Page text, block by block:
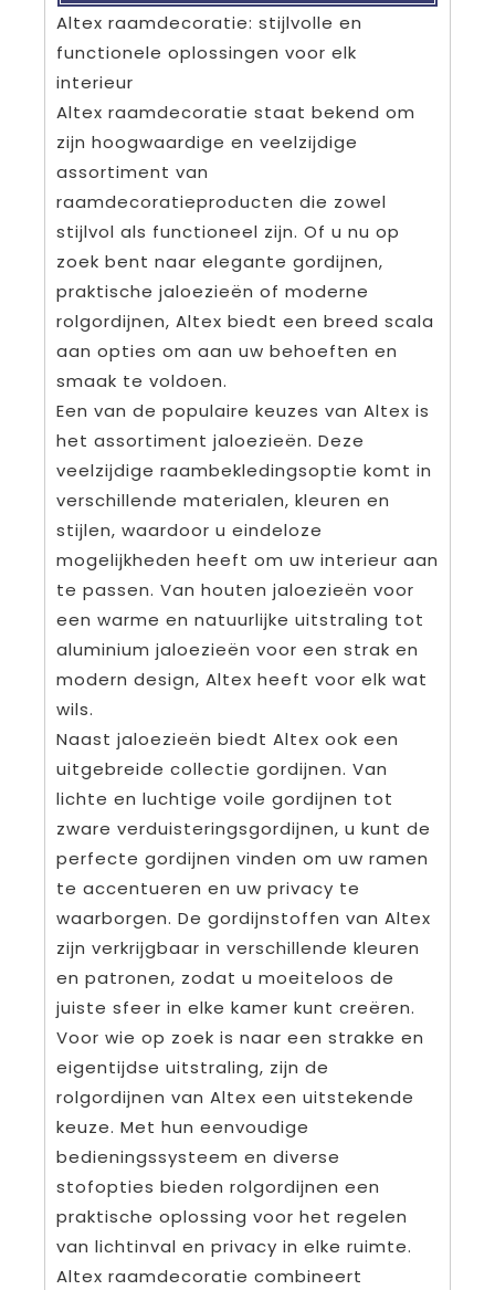
Altex raamdecoratie: stijlvolle en
functionele oplossingen voor elk
interieur
Altex raamdecoratie staat bekend om
zijn hoogwaardige en veelzijdige
assortiment van
raamdecoratieproducten die zowel
stijlvol als functioneel zijn. Of u nu op
zoek bent naar elegante gordijnen,
praktische jaloezieën of moderne
rolgordijnen, Altex biedt een breed scala
aan opties om aan uw behoeften en
smaak te voldoen.
Een van de populaire keuzes van Altex is
het assortiment jaloezieën. Deze
veelzijdige raambekledingsoptie komt in
verschillende materialen, kleuren en
stijlen, waardoor u eindeloze
mogelijkheden heeft om uw interieur aan
te passen. Van houten jaloezieën voor
een warme en natuurlijke uitstraling tot
aluminium jaloezieën voor een strak en
modern design, Altex heeft voor elk wat
wils.
Naast jaloezieën biedt Altex ook een
uitgebreide collectie gordijnen. Van
lichte en luchtige voile gordijnen tot
zware verduisteringsgordijnen, u kunt de
perfecte gordijnen vinden om uw ramen
te accentueren en uw privacy te
waarborgen. De gordijnstoffen van Altex
zijn verkrijgbaar in verschillende kleuren
en patronen, zodat u moeiteloos de
juiste sfeer in elke kamer kunt creëren.
Voor wie op zoek is naar een strakke en
eigentijdse uitstraling, zijn de
rolgordijnen van Altex een uitstekende
keuze. Met hun eenvoudige
bedieningssysteem en diverse
stofopties bieden rolgordijnen een
praktische oplossing voor het regelen
van lichtinval en privacy in elke ruimte.
Altex raamdecoratie combineert